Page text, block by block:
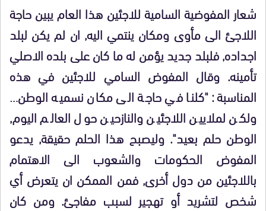
شعار المفوضية السامية للاجئين هذا العام يبين حاجة
اللاجئ الى مأوى ومكان ينتمي اليه, ان لم يكن لبلد
اجداده, فلبلد جديد يؤمن له ما كان على بلده الاصلي
تأمينه. وقال المفوض السامي للاجئين في هذه
المناسبة: "كلنا في حاجة الى مكان نسميه الوطن…
ولكن لملايين اللاجئين والنازحين حول العالم اليوم,
الوطن حلم بعيد". وليصبح هذا الحلم حقيقة, يدعو
المفوض الحكومات والشعوب الى الاهتمام
باللاجئين من دول أخرى, فمن الممكن ان يتعرض أي
شخص لتشريد أو تهجير لسبب مفاجئ. ومن كان